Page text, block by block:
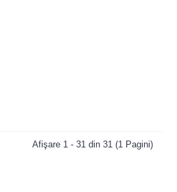
Afişare 1 - 31 din 31 (1 Pagini)